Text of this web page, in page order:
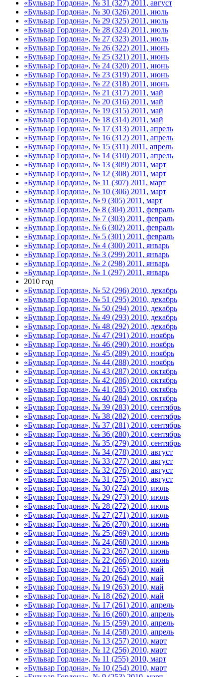
«Бульвар Гордона», № 31 (327) 2011, август
«Бульвар Гордона», № 30 (326) 2011, июль
«Бульвар Гордона», № 29 (325) 2011, июль
«Бульвар Гордона», № 28 (324) 2011, июль
«Бульвар Гордона», № 27 (323) 2011, июль
«Бульвар Гордона», № 26 (322) 2011, июнь
«Бульвар Гордона», № 25 (321) 2011, июнь
«Бульвар Гордона», № 24 (320) 2011, июнь
«Бульвар Гордона», № 23 (319) 2011, июнь
«Бульвар Гордона», № 22 (318) 2011, июнь
«Бульвар Гордона», № 21 (317) 2011, май
«Бульвар Гордона», № 20 (316) 2011, май
«Бульвар Гордона», № 19 (315) 2011, май
«Бульвар Гордона», № 18 (314) 2011, май
«Бульвар Гордона», № 17 (313) 2011, апрель
«Бульвар Гордона», № 16 (312) 2011, апрель
«Бульвар Гордона», № 15 (311) 2011, апрель
«Бульвар Гордона», № 14 (310) 2011, апрель
«Бульвар Гордона», № 13 (309) 2011, март
«Бульвар Гордона», № 12 (308) 2011, март
«Бульвар Гордона», № 11 (307) 2011, март
«Бульвар Гордона», № 10 (306) 2011, март
«Бульвар Гордона», № 9 (305) 2011, март
«Бульвар Гордона», № 8 (304) 2011, февраль
«Бульвар Гордона», № 7 (303) 2011, февраль
«Бульвар Гордона», № 6 (302) 2011, февраль
«Бульвар Гордона», № 5 (301) 2011, февраль
«Бульвар Гордона», № 4 (300) 2011, январь
«Бульвар Гордона», № 3 (299) 2011, январь
«Бульвар Гордона», № 2 (298) 2011, январь
«Бульвар Гордона», № 1 (297) 2011, январь
2010 год
«Бульвар Гордона», № 52 (296) 2010, декабрь
«Бульвар Гордона», № 51 (295) 2010, декабрь
«Бульвар Гордона», № 50 (294) 2010, декабрь
«Бульвар Гордона», № 49 (293) 2010, декабрь
«Бульвар Гордона», № 48 (292) 2010, декабрь
«Бульвар Гордона», № 47 (291) 2010, ноябрь
«Бульвар Гордона», № 46 (290) 2010, ноябрь
«Бульвар Гордона», № 45 (289) 2010, ноябрь
«Бульвар Гордона», № 44 (288) 2010, ноябрь
«Бульвар Гордона», № 43 (287) 2010, октябрь
«Бульвар Гордона», № 42 (286) 2010, октябрь
«Бульвар Гордона», № 41 (285) 2010, октябрь
«Бульвар Гордона», № 40 (284) 2010, октябрь
«Бульвар Гордона», № 39 (283) 2010, сентябрь
«Бульвар Гордона», № 38 (282) 2010, сентябрь
«Бульвар Гордона», № 37 (281) 2010, сентябрь
«Бульвар Гордона», № 36 (280) 2010, сентябрь
«Бульвар Гордона», № 35 (279) 2010, сентябрь
«Бульвар Гордона», № 34 (278) 2010, август
«Бульвар Гордона», № 33 (277) 2010, август
«Бульвар Гордона», № 32 (276) 2010, август
«Бульвар Гордона», № 31 (275) 2010, август
«Бульвар Гордона», № 30 (274) 2010, июль
«Бульвар Гордона», № 29 (273) 2010, июль
«Бульвар Гордона», № 28 (272) 2010, июль
«Бульвар Гордона», № 27 (271) 2010, июль
«Бульвар Гордона», № 26 (270) 2010, июнь
«Бульвар Гордона», № 25 (269) 2010, июнь
«Бульвар Гордона», № 24 (268) 2010, июнь
«Бульвар Гордона», № 23 (267) 2010, июнь
«Бульвар Гордона», № 22 (266) 2010, июнь
«Бульвар Гордона», № 21 (265) 2010, май
«Бульвар Гордона», № 20 (264) 2010, май
«Бульвар Гордона», № 19 (263) 2010, май
«Бульвар Гордона», № 18 (262) 2010, май
«Бульвар Гордона», № 17 (261) 2010, апрель
«Бульвар Гордона», № 16 (260) 2010, апрель
«Бульвар Гордона», № 15 (259) 2010, апрель
«Бульвар Гордона», № 14 (258) 2010, апрель
«Бульвар Гордона», № 13 (257) 2010, март
«Бульвар Гордона», № 12 (256) 2010, март
«Бульвар Гордона», № 11 (255) 2010, март
«Бульвар Гордона», № 10 (254) 2010, март